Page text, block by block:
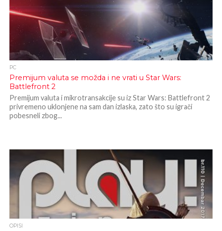
PC
Premijum valuta se možda i ne vrati u Star Wars:
Battlefront 2
Premijum valuta i mikrotransakcije su iz Star Wars: Battlefront 2
privremeno uklonjene na sam dan izlaska, zato što su igrači
pobesneli zbog...
OPISI